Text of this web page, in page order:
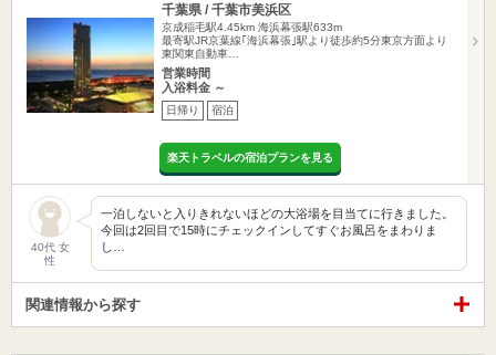
千葉県 / 千葉市美浜区
京成稲毛駅4.45km 海浜幕張駅633m
最寄駅JR京葉線｢海浜幕張｣駅より徒歩約5分東京方面より
東関東自動車…
営業時間
入浴料金 ～
日帰り 宿泊
楽天トラベルの宿泊プランを見る
40代 女
性
一泊しないと入りきれないほどの大浴場を目当てに行きました。
今回は2回目で15時にチェックインしてすぐお風呂をまわりま
し…
関連情報から探す